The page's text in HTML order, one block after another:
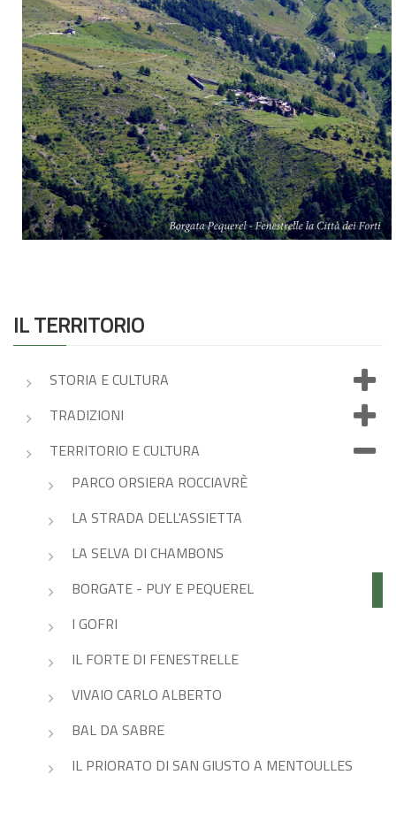
IL TERRITORIO
STORIA E CULTURA
TRADIZIONI
TERRITORIO E CULTURA
PARCO ORSIERA ROCCIAVRÈ
LA STRADA DELL'ASSIETTA
LA SELVA DI CHAMBONS
BORGATE - PUY E PEQUEREL
I GOFRI
IL FORTE DI FENESTRELLE
VIVAIO CARLO ALBERTO
BAL DA SABRE
IL PRIORATO DI SAN GIUSTO A MENTOULLES